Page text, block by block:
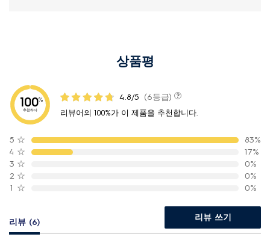
상품평
100%
추천하다
4.8/5 (6등급)
리뷰어의 100%가 이 제품을 추천합니다.
5 ☆
83%
4 ☆
17%
3 ☆
0%
2 ☆
0%
1 ☆ 0%
리뷰 (6) 리뷰 쓰기